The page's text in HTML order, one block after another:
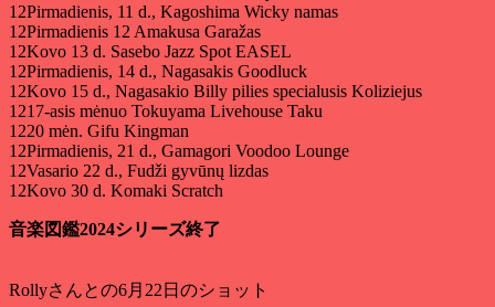
12Pirmadienis, 11 d., Kagoshima Wicky namas
12Pirmadienis 12 Amakusa Garažas
12Kovo 13 d. Sasebo Jazz Spot EASEL
12Pirmadienis, 14 d., Nagasakis Goodluck
12Kovo 15 d., Nagasakio Billy pilies specialusis Koliziejus
1217-asis mėnuo Tokuyama Livehouse Taku
1220 mėn. Gifu Kingman
12Pirmadienis, 21 d., Gamagori Voodoo Lounge
12Vasario 22 d., Fudži gyvūnų lizdas
12Kovo 30 d. Komaki Scratch
音楽図鑑2024シリーズ終了
Rollyさんとの6月22日のショット